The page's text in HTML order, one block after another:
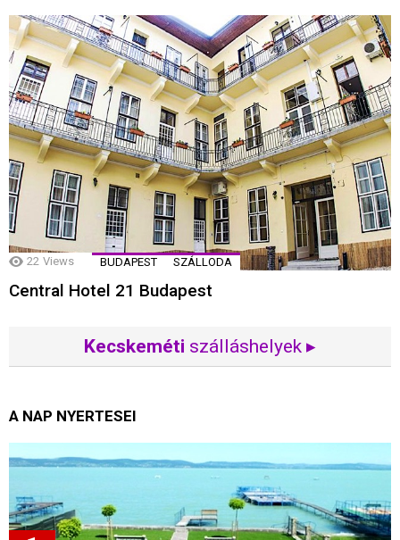
22 Views BUDAPEST SZÁLLODA
Central Hotel 21 Budapest
Kecskeméti szálláshelyek ▸
A NAP NYERTESEI